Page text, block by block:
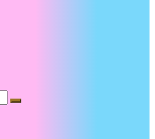
Suche